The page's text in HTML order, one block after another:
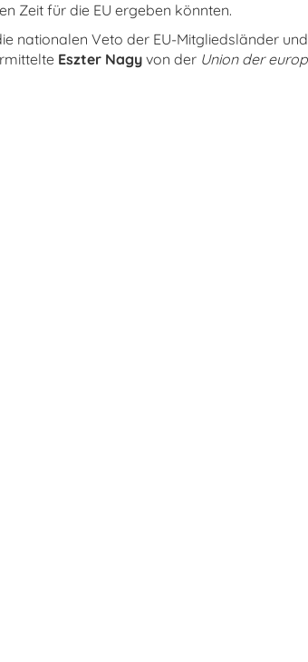
Zeit für die EU ergeben könnten.
nationalen Veto der EU-Mitgliedsländer
Eszter Nagy von der Union der